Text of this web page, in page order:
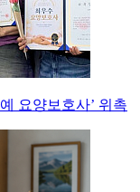
요양보호사’ 위촉